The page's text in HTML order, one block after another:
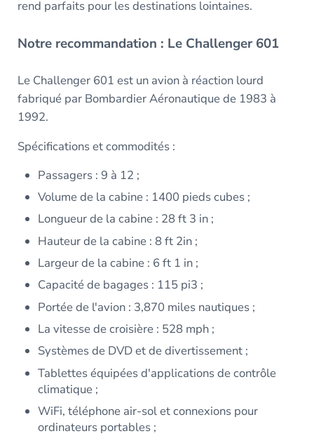
rend parfaits pour les destinations lointaines.
Notre recommandation : Le Challenger 601
Le Challenger 601 est un avion à réaction lourd
fabriqué par Bombardier Aéronautique de 1983 à
1992.
Spécifications et commodités :
Passagers : 9 à 12 ;
Volume de la cabine : 1400 pieds cubes ;
Longueur de la cabine : 28 ft 3 in ;
Hauteur de la cabine : 8 ft 2in ;
Largeur de la cabine : 6 ft 1 in ;
Capacité de bagages : 115 pi3 ;
Portée de l'avion : 3,870 miles nautiques ;
La vitesse de croisière : 528 mph ;
Systèmes de DVD et de divertissement ;
Tablettes équipées d'applications de contrôle
climatique ;
WiFi, téléphone air-sol et connexions pour
ordinateurs portables ;